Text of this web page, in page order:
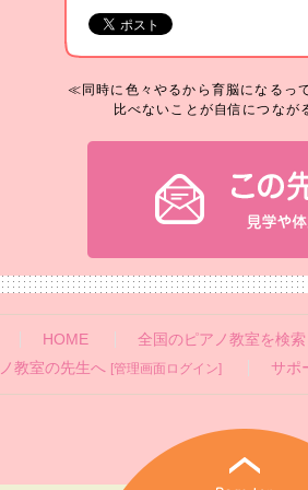
≪同時に色々やるから育脳になるっ
比べないことが自信につな
HOME 全国のピアノ教室を検索
教室の先生へ [管理画面ログイン] サポ